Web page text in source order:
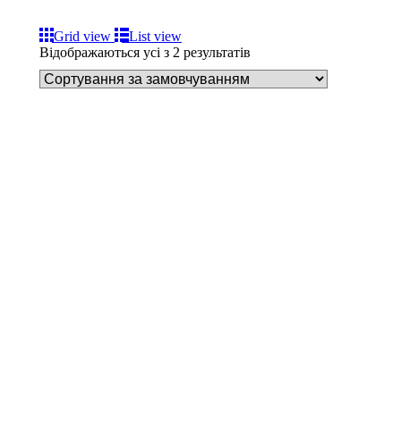
Grid view
List view
Відображаються усі з 2 результатів